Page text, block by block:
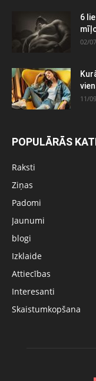
6
02/
11/
POPULĀRĀS
Raksti
Ziņas
Padomi
Jaunumi
blogi
Izklaide
Attiecības
Interesanti
Skaistumkopšana